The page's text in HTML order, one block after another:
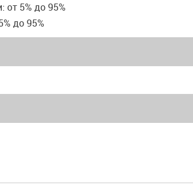
от 5% до 95%
до 95%